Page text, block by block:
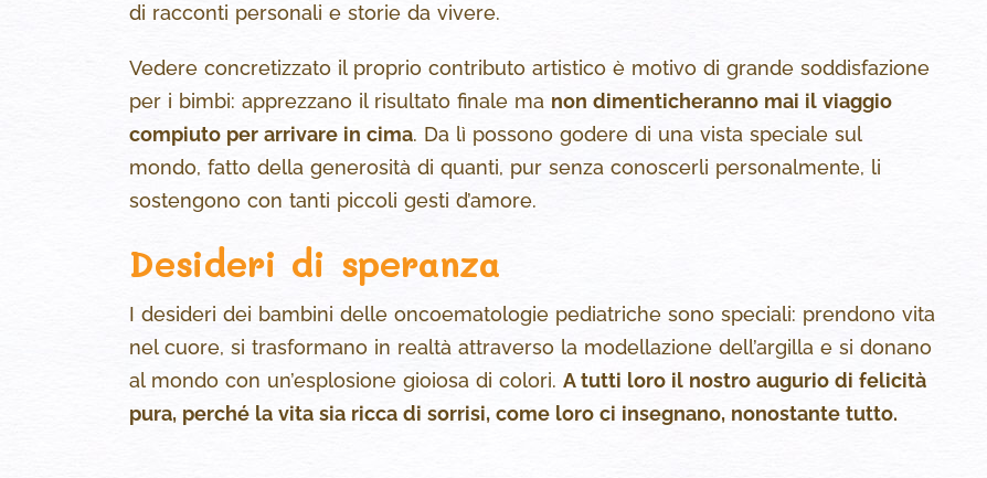
di racconti personali e storie da vivere.
Vedere concretizzato il proprio contributo artistico è motivo di grande soddisfazione
per i bimbi: apprezzano il risultato finale ma non dimenticheranno mai il viaggio
compiuto per arrivare in cima. Da lì possono godere di una vista speciale sul
mondo, fatto della generosità di quanti, pur senza conoscerli personalmente, li
sostengono con tanti piccoli gesti d’amore.
Desideri di speranza
I desideri dei bambini delle oncoematologie pediatriche sono speciali: prendono vita
nel cuore, si trasformano in realtà attraverso la modellazione dell’argilla e si donano
al mondo con un’esplosione gioiosa di colori. A tutti loro il nostro augurio di felicità
pura, perché la vita sia ricca di sorrisi, come loro ci insegnano, nonostante tutto.